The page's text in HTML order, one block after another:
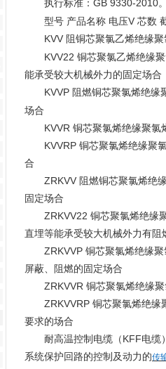
执行标准： GB 9330-2010
型号 产品名称 电压V 芯数
KVV 阻铜芯聚氯乙烯绝缘
KVV22 铜芯聚氯乙烯绝缘
能承受较大机械外力的固定场合
KVVP 阻燃铜芯聚氯烯绝缘
场合
KVVR 铜芯聚氯烯绝缘聚氯
KVVRP 铜芯聚氯烯绝缘聚
合
ZRKVV 阻燃铜芯聚氯烯绝
固定场合
ZRKVV22 铜芯聚氯烯绝缘
直埋等能承受较大机械外力有阻
ZRKVVP 铜芯聚氯烯绝缘
屏蔽、阻燃的固定场合
ZRKVVR 铜芯聚氯烯绝缘
ZRKVVRP 铜芯聚氯烯绝缘
要求的场合
耐高温控制电缆（ KFF电缆
系统保护回路的控制及动力的传